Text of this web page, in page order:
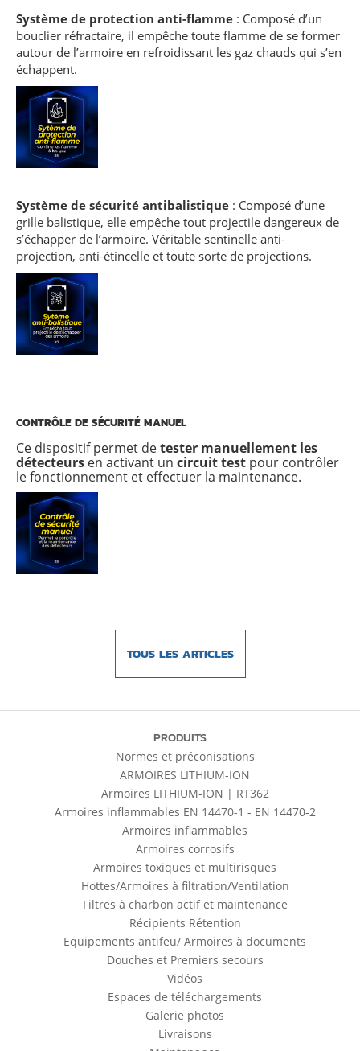
Système de protection anti-flamme : Composé d’un
bouclier réfractaire, il empêche toute flamme de se former
autour de l’armoire en refroidissant les gaz chauds qui s’en
échappent.
Système de sécurité antibalistique : Composé d’une
grille balistique, elle empêche tout projectile dangereux de
s’échapper de l’armoire. Véritable sentinelle anti-
projection, anti-étincelle et toute sorte de projections.
CONTRÔLE DE SÉCURITÉ MANUEL
Ce dispositif permet detester manuellement les
détecteurs en activant un circuit test pour contrôler
le fonctionnement et effectuer la maintenance.
TOUS LES ARTICLES
PRODUITS
Normes et préconisations
ARMOIRES LITHIUM-ION
Armoires LITHIUM-ION | RT362
Armoires inflammables EN 14470-1 - EN 14470-2
Armoires inflammables
Armoires corrosifs
Armoires toxiques et multirisques
Hottes/Armoires à filtration/Ventilation
Filtres à charbon actif et maintenance
Récipients Rétention
Equipements antifeu/ Armoires à documents
Douches et Premiers secours
Vidéos
Espaces de téléchargements
Galerie photos
Livraisons